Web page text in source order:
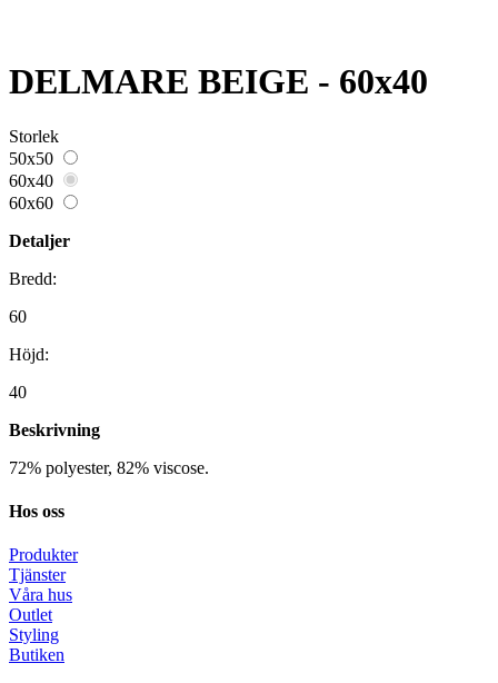
DELMARE BEIGE - 60x40
Storlek
50x50
60x40
60x60
Detaljer
Bredd:
60
Höjd:
40
Beskrivning
72% polyester, 82% viscose.
Hos oss
Produkter
Tjänster
Våra hus
Outlet
Styling
Butiken